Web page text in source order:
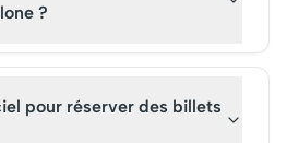
?
pour réserver des billets